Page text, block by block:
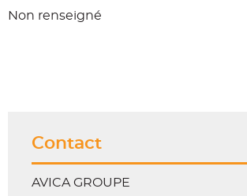
Non renseigné
Contact
AVICA GROUPE